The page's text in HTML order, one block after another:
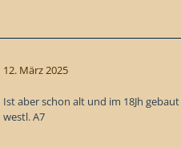
12. März 2025
Ist aber schon alt und im 18Jh
westl. A7